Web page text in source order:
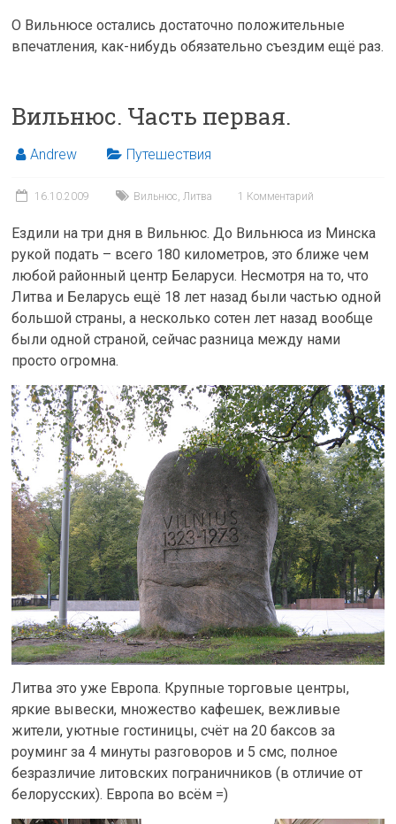
О Вильнюсе остались достаточно положительные
впечатления, как-нибудь обязательно съездим ещё раз.
Вильнюс. Часть первая.
Andrew Путешествия
16.10.2009 Вильнюс,Литва 1 Комментарий
Ездили на три дня в Вильнюс. До Вильнюса из Минска
рукой подать – всего 180 километров, это ближе чем
любой районный центр Беларуси. Несмотря на то, что
Литва и Беларусь ещё 18 лет назад были частью одной
большой страны, а несколько сотен лет назад вообще
были одной страной, сейчас разница между нами
просто огромна.
Литва это уже Европа. Крупные торговые центры,
яркие вывески, множество кафешек, вежливые
жители, уютные гостиницы, счёт на 20 баксов за
роуминг за 4 минуты разговоров и 5 смс, полное
безразличие литовских пограничников (в отличие от
белорусских). Европа во всём =)